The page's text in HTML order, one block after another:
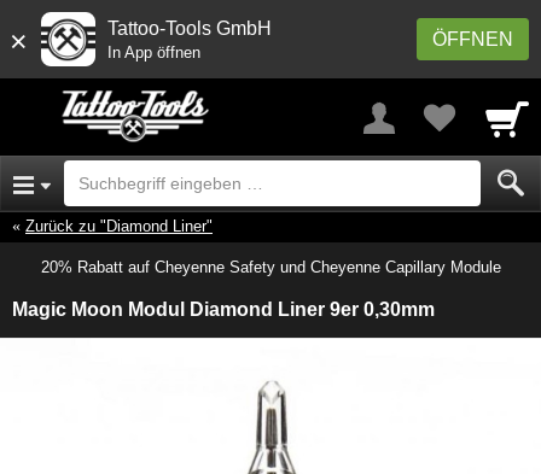
× ÖFFNEN
Tattoo-Tools GmbH
In App öffnen
Zurück zu "Diamond Liner"
20% Rabatt auf Cheyenne Safety und Cheyenne Capillary Module
Magic Moon Modul Diamond Liner 9er 0,30mm